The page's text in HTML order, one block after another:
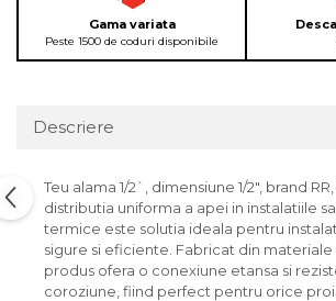
Gama variata
Peste 1500 de coduri disponibile
Descriere
Teu alama 1/2`, dimensiune 1/2", brand
distributia uniforma a apei in instalatiile
termice este solutia ideala pentru
sigure si eficiente. Fabricat din
produs ofera o conexiune etansa si
coroziune, fiind perfect pentru orice